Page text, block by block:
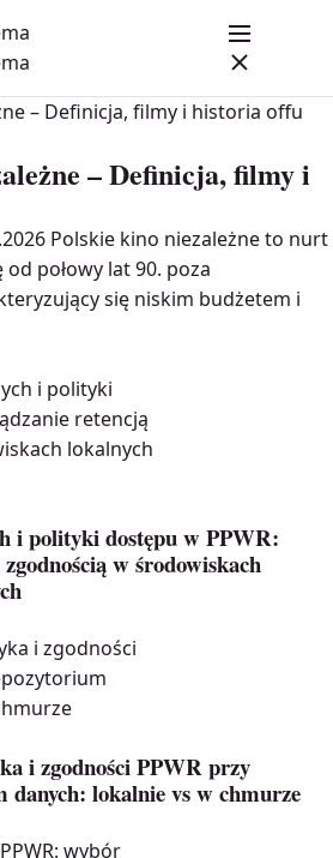
– Definicja, filmy i
Polskie kino niezależne to nurt
połowy lat 90. poza
się niskim budżetem i
i polityki dostępu w PPWR:
w środowiskach
i zgodności PPWR przy
danych: lokalnie vs w chmurze